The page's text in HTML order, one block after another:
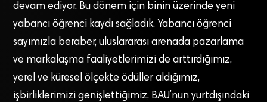
devam ediyor. Bu dönem için binin üzerinde yeni
yabancı öğrenci kaydı sağladık. Yabancı öğrenci
sayımızla beraber, uluslararası arenada pazarlama
ve markalaşma faaliyetlerimizi de arttırdığımız,
yerel ve küresel ölçekte ödüller aldığımız,
işbirliklerimizi genişlettiğimiz, BAU’nun yurtdışındaki